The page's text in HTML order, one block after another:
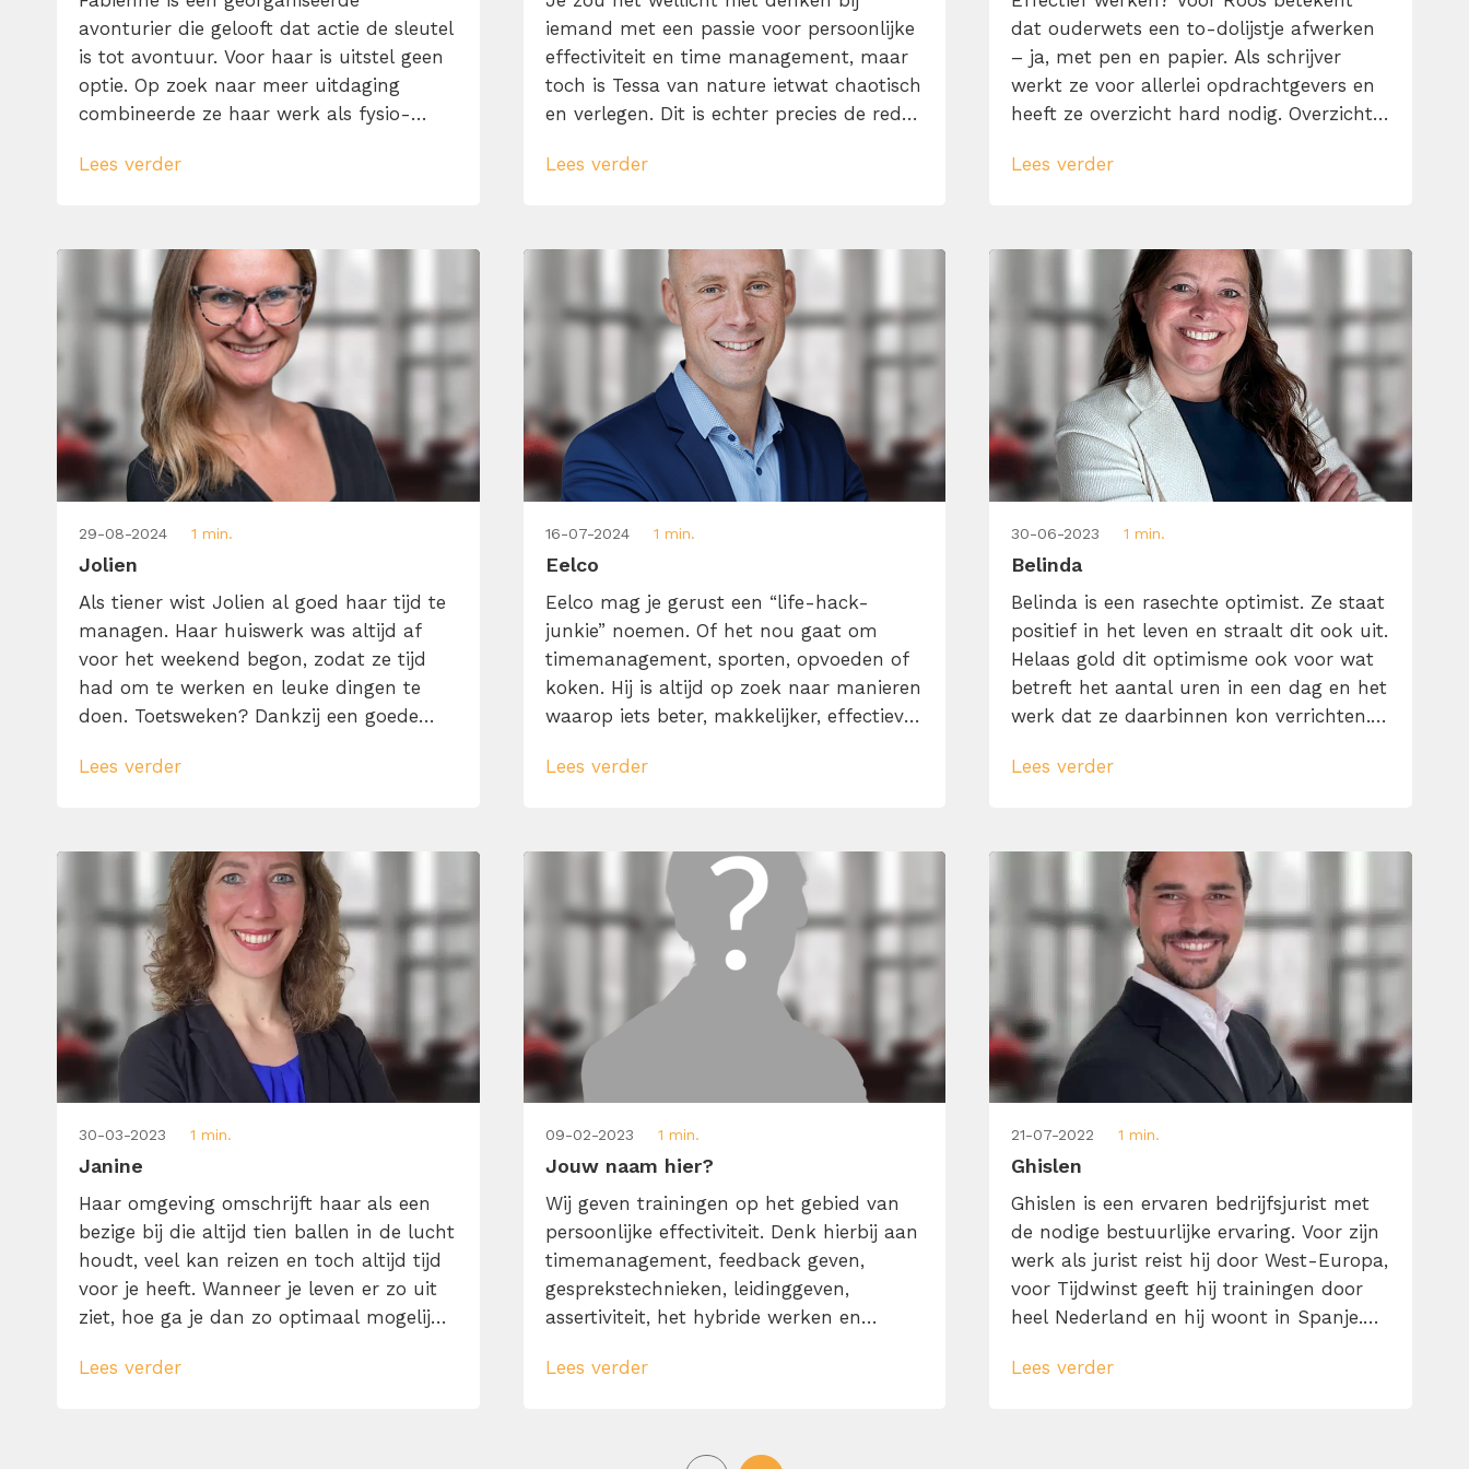
avonturier die gelooft dat actie de sleutel
is tot avontuur. Voor haar is uitstel geen
optie. Op zoek naar meer uitdaging
combineerde ze haar werk als fysio-
als manager. Hier ontstond haar
leuke dingen in haar leven in […]
Lees verder
iemand met een passie voor persoonlijke
effectiviteit en time management, maar
toch is Tessa van nature ietwat chaotisch
en verlegen. Dit is echter precies de reden
en persoonlijke ontwikkeling. Als iets
Lees verder
dat ouderwets een to-dolijstje afwerken
– ja, met pen en papier. Als schrijver
werkt ze voor allerlei opdrachtgevers en
heeft ze overzicht hard nodig. Overzicht
aan een artikel dan zit ze vaak in zo’n
Lees verder
29-08-2024 1 min.
Jolien
Als tiener wist Jolien al goed haar tijd te
managen. Haar huiswerk was altijd af
voor het weekend begon, zodat ze tijd
had om te werken en leuke dingen te
doen. Toetsweken? Dankzij een goede
Die ijzersterke discipline, liefde voor
werk als tekstschrijver […]
Lees verder
16-07-2024 1 min.
Eelco
Eelco mag je gerust een “life-hack-
junkie” noemen. Of het nou gaat om
timemanagement, sporten, opvoeden of
koken. Hij is altijd op zoek naar manieren
waarop iets beter, makkelijker, effectiever
kick van om zijn ervaringen en
inspirerende trainer die ‘practice what
Lees verder
30-06-2023 1 min.
Belinda
Belinda is een rasechte optimist. Ze staat
positief in het leven en straalt dit ook uit.
Helaas gold dit optimisme ook voor wat
betreft het aantal uren in een dag en het
werk dat ze daarbinnen kon verrichten.
hardnekkige probleem af kunnen helpen.
Lees verder
30-03-2023 1 min.
Janine
Haar omgeving omschrijft haar als een
bezige bij die altijd tien ballen in de lucht
houdt, veel kan reizen en toch altijd tijd
voor je heeft. Wanneer je leven er zo uit
ziet, hoe ga je dan zo optimaal mogelijk
uit je tijd te halen door de juiste balans
Lees verder
09-02-2023 1 min.
Jouw naam hier?
Wij geven trainingen op het gebied van
persoonlijke effectiviteit. Denk hierbij aan
timemanagement, feedback geven,
gesprekstechnieken, leidinggeven,
assertiviteit, het hybride werken en
praktisch en gegeven door echte experts.
goed in. Zo zijn onze timemanagement
Lees verder
21-07-2022 1 min.
Ghislen
Ghislen is een ervaren bedrijfsjurist met
de nodige bestuurlijke ervaring. Voor zijn
werk als jurist reist hij door West-Europa,
voor Tijdwinst geeft hij trainingen door
heel Nederland en hij woont in Spanje.
werk goed organiseren, snel kunnen
Lees verder